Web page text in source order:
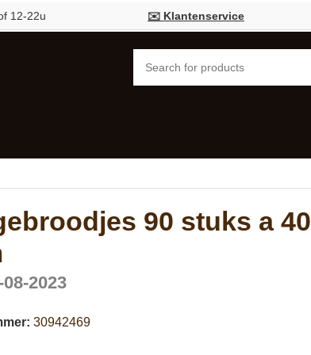
✉️ Klantenservice
90 stuks a 40
2023
30942469